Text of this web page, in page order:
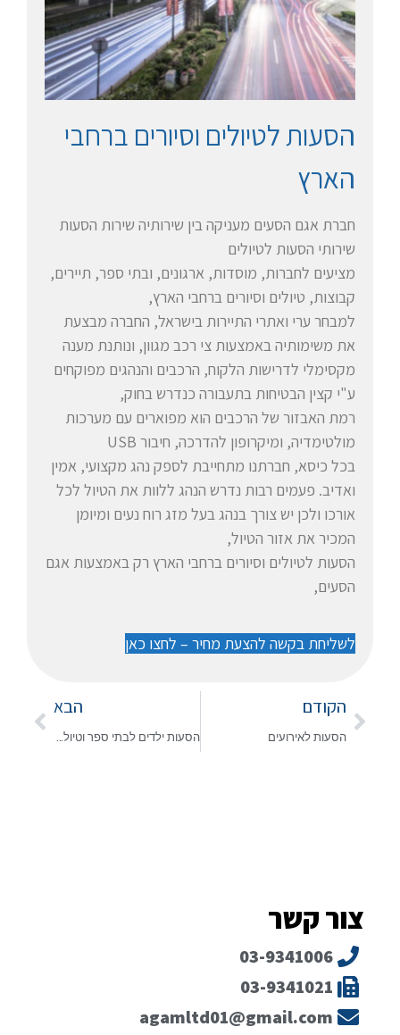
הסעות לטיולים וסיורים ברחבי
הארץ
חברת אגם הסעים מעניקה בין שירותיה שירות הסעות
שירותי הסעות לטיולים
מציעים לחברות, מוסדות, ארגונים, ובתי ספר, תיירים,
קבוצות, טיולים וסיורים ברחבי הארץ,
למבחר ערי ואתרי התיירות בישראל, החברה מבצעת
את משימותיה באמצעות צי רכב מגוון, ונותנת מענה
מקסימלי לדרישות הלקוח, הרכבים והנהגים מפוקחים
ע"י קצין הבטיחות בתעבורה כנדרש בחוק,
רמת האבזור של הרכבים הוא מפוארים עם מערכות
מולטימדיה, ומיקרופון להדרכה, חיבור USB
בכל כיסא, חברתנו מתחייבת לספק נהג מקצועי, אמין
ואדיב. פעמים רבות נדרש הנהג ללוות את הטיול לכל
אורכו ולכן יש צורך בנהג בעל מזג רוח נעים ומיומן
המכיר את אזור הטיול,
הסעות לטיולים וסיורים ברחבי הארץ רק באמצעות אגם
הסעים,
לשליחת בקשה להצעת מחיר – לחצו כאן
הקודם
הסעות לאירועים
הבא
צור קשר
03-9341006
03-9341021
agamltd01@gmail.com